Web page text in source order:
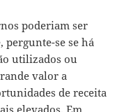
poderiam ser
se se há
utilizados ou
valor a
de receita